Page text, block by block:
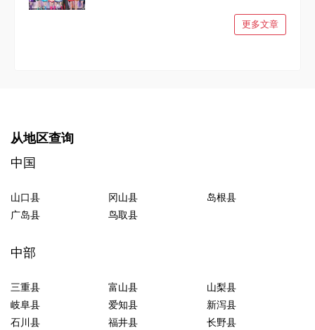
更多文章
从地区查询
中国
山口县 冈山县
岛根县
广岛县
鸟取县
中部
三重县 富山县
山梨县
岐阜县
爱知县
新泻县
石川县
福井县
长野县